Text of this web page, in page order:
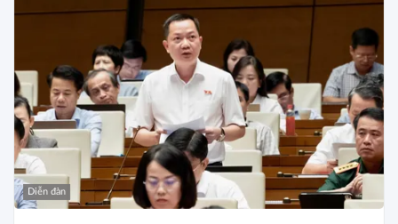
Diễn đàn